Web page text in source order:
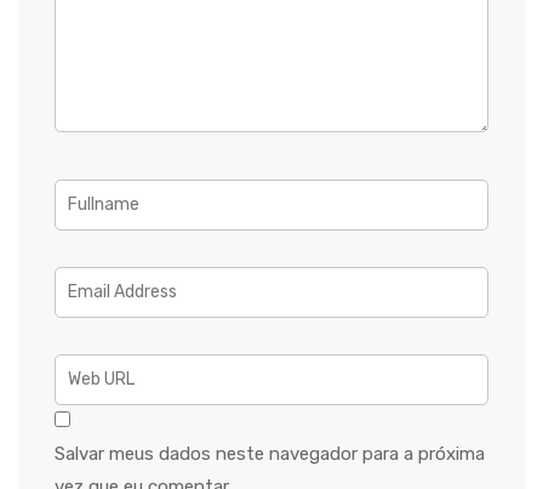
Salvar meus dados neste navegador para a próxima